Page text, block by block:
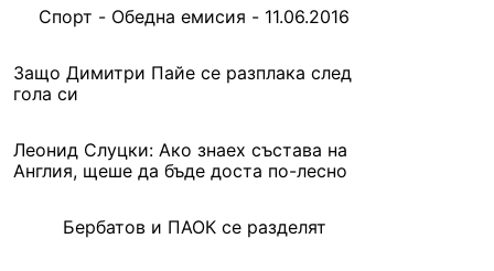
Спорт - Обедна емисия - 11.06.2016
Защо Димитри Пайе се разплака след
гола си
Леонид Слуцки: Ако знаех състава на
Англия, щеше да бъде доста по-лесно
Бербатов и ПАОК се разделят